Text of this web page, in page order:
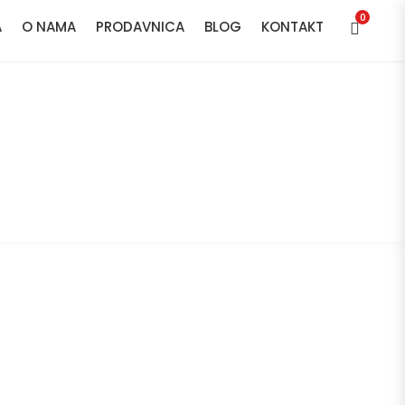
O NAMA PRODAVNICA BLOG KONTAKT 0